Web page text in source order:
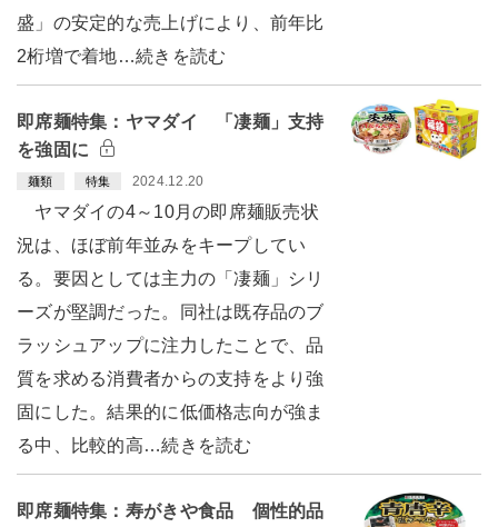
盛」の安定的な売上げにより、前年比
2桁増で着地…続きを読む
即席麺特集：ヤマダイ 「凄麺」支持
を強固に
麺類 特集 2024.12.20
ヤマダイの4～10月の即席麺販売状
況は、ほぼ前年並みをキープしてい
る。要因としては主力の「凄麺」シリ
ーズが堅調だった。同社は既存品のブ
ラッシュアップに注力したことで、品
質を求める消費者からの支持をより強
固にした。結果的に低価格志向が強ま
る中、比較的高…続きを読む
即席麺特集：寿がきや食品 個性的品